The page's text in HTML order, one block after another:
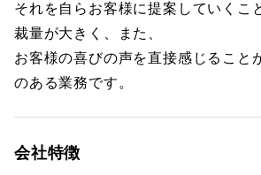
それを自らお客様に提案していくこ
裁量が大きく、また、
お客様の喜びの声を直接感じること
のある業務です。
会社特徴